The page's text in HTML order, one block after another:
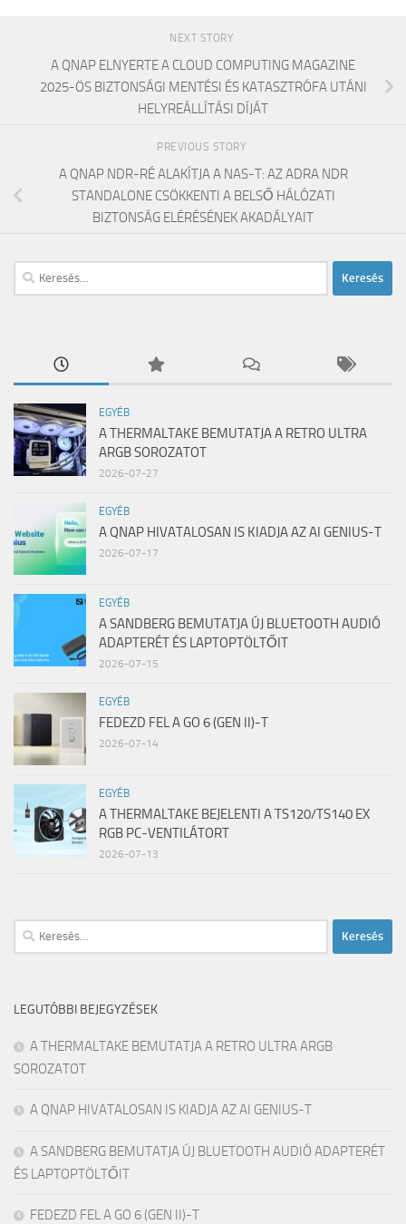
NEXT STORY
A QNAP ELNYERTE A CLOUD COMPUTING MAGAZINE
2025-ÖS BIZTONSÁGI MENTÉSI ÉS KATASZTRÓFA UTÁNI
HELYREÁLLÍTÁSI DÍJÁT
PREVIOUS STORY
A QNAP NDR-RÉ ALAKÍTJA A NAS-T: AZ ADRA NDR
STANDALONE CSÖKKENTI A BELSŐ HÁLÓZATI
BIZTONSÁG ELÉRÉSÉNEK AKADÁLYAIT
Keresés:
EGYÉB
A THERMALTAKE BEMUTATJA A RETRO ULTRA
ARGB SOROZATOT
2026-07-27
EGYÉB
A QNAP HIVATALOSAN IS KIADJA AZ AI GENIUS-T
2026-07-17
EGYÉB
A SANDBERG BEMUTATJA ÚJ BLUETOOTH AUDIÓ
ADAPTERÉT ÉS LAPTOPTÖLTŐIT
2026-07-15
EGYÉB
FEDEZD FEL A GO 6 (GEN II)-T
2026-07-14
EGYÉB
A THERMALTAKE BEJELENTI A TS120/TS140 EX
RGB PC-VENTILÁTORT
2026-07-13
Keresés:
LEGUTÓBBI BEJEGYZÉSEK
A THERMALTAKE BEMUTATJA A RETRO ULTRA ARGB
SOROZATOT
A QNAP HIVATALOSAN IS KIADJA AZ AI GENIUS-T
A SANDBERG BEMUTATJA ÚJ BLUETOOTH AUDIÓ ADAPTERÉT
ÉS LAPTOPTÖLTŐIT
FEDEZD FEL A GO 6 (GEN II)-T